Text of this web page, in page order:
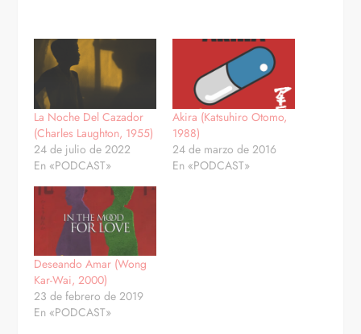
La Noche Del Cazador
(Charles Laughton, 1955)
24 de julio de 2022
En «PODCAST»
Akira (Katsuhiro Otomo,
1988)
24 de marzo de 2016
En «PODCAST»
Deseando Amar (Wong
Kar-Wai, 2000)
23 de febrero de 2019
En «PODCAST»